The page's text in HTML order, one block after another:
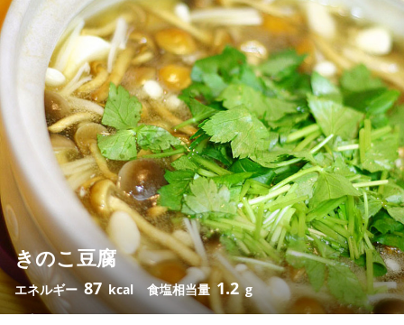
きのこ豆腐
エネルギー87 kcal 食塩相当量 1.2 g